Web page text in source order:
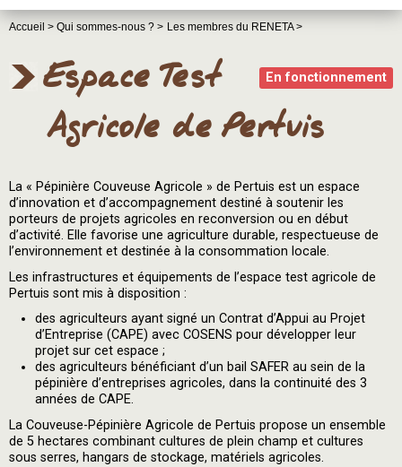
Accueil > Qui sommes-nous ? > Les membres du RENETA >
En fonctionnement
Espace Test
Agricole de Pertuis
La « Pépinière Couveuse Agricole » de Pertuis est un espace
d’innovation et d’accompagnement destiné à soutenir les
porteurs de projets agricoles en reconversion ou en début
d’activité. Elle favorise une agriculture durable, respectueuse de
l’environnement et destinée à la consommation locale.
Les infrastructures et équipements de l’espace test agricole de
Pertuis sont mis à disposition :
des agriculteurs ayant signé un Contrat d’Appui au Projet
d’Entreprise (CAPE) avec COSENS pour développer leur
projet sur cet espace ;
des agriculteurs bénéficiant d’un bail SAFER au sein de la
pépinière d’entreprises agricoles, dans la continuité des 3
années de CAPE.
La Couveuse-Pépinière Agricole de Pertuis propose un ensemble
de 5 hectares combinant cultures de plein champ et cultures
sous serres, hangars de stockage, matériels agricoles.